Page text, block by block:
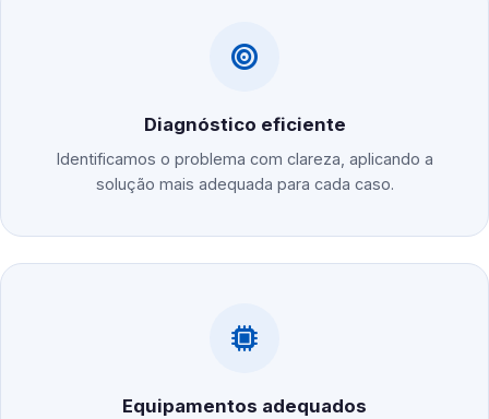
Diagnóstico eficiente
Identificamos o problema com clareza, aplicando a
solução mais adequada para cada caso.
Equipamentos adequados